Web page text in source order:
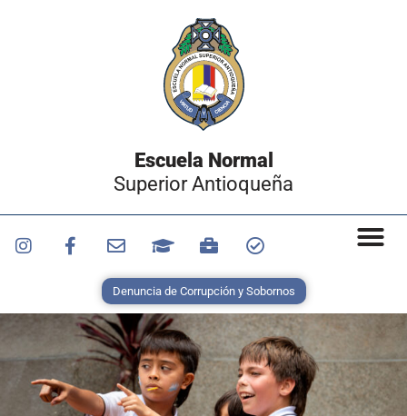
Escuela Normal
Superior Antioqueña
Denuncia de Corrupción y Sobornos